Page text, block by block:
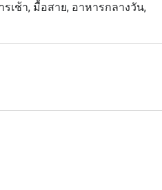
เลและครอบครัวที่มองหาบุฟเฟต์
บการณ์บุฟเฟต์อาหารทะเลที่ยอด
และสถานที่ที่สะอาดและเป็น
ระทานอาหาร เพียงเลือกช่วง
เช้า, มื้อสาย, อาหารกลางวัน,